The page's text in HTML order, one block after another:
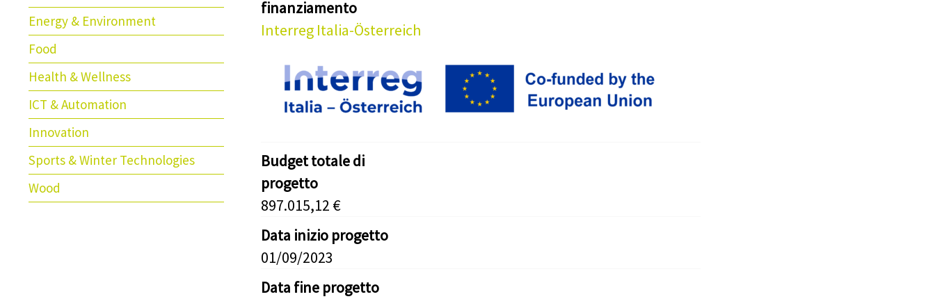
Energy & Environment
Food
Health & Wellness
ICT & Automation
Innovation
Sports & Winter Technologies
Wood
finanziamento
Interreg Italia-Österreich
Budget totale di
progetto
897.015,12 €
Data inizio progetto
01/09/2023
Data fine progetto